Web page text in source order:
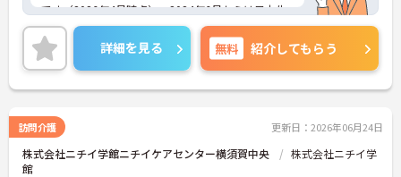
を据えて働き続けられる環境です。
です（2026年4月時点）。2024年6月からは日本生
命グループの一員となり、さらに安定した経営基盤
のもとでお客様に安心をお届けしています。職員一
人ひとりの「働きやすさ」と「キャリア」を大切に
する社風が特徴です。福利厚生が非常に充実してお
り、10歳～18歳のお子様を持つ方への「子ども手
「保育利用手当」など、仕事と子育ての両立を強力
にバックアップしています。 また、資格取得を目指
せる支援制度（会社負担やキャッシュバック）が整
詳細を見る 無料 紹介してもらう
訪問介護 更新日：2026年06月24日
株式会社ニチイ学館ニチイケアセンター横須賀中央
株式会社ニチイ学
館